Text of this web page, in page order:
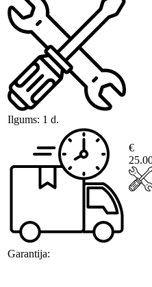
Ilgums: 1 d.
Garantija:
€